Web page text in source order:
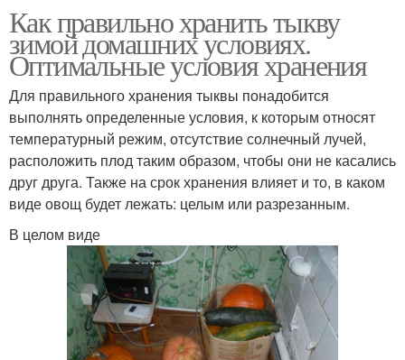
Как правильно хранить тыкву
зимой домашних условиях.
Оптимальные условия хранения
Для правильного хранения тыквы понадобится
выполнять определенные условия, к которым относят
температурный режим, отсутствие солнечный лучей,
расположить плод таким образом, чтобы они не касались
друг друга. Также на срок хранения влияет и то, в каком
виде овощ будет лежать: целым или разрезанным.
В целом виде